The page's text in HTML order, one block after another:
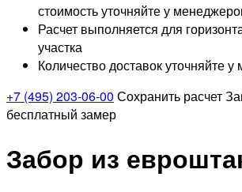
стоимость уточняйте у
Расчет выполняется для
участка
Количество доставок уточняйте
+7 (495) 203-06-00 Сохранить расчет
бесплатный замер
Забор из